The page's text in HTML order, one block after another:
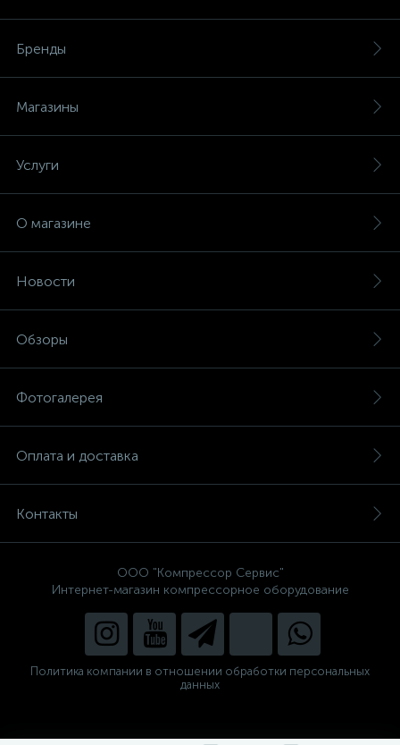
Бренды
Магазины
Услуги
О магазине
Новости
Обзоры
Фотогалерея
Оплата и доставка
Контакты
ООО "Компрессор Сервис"
Интернет-магазин компрессорное оборудование
Политика компании в отношении обработки персональных
данных